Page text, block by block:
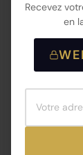
Recevez
en